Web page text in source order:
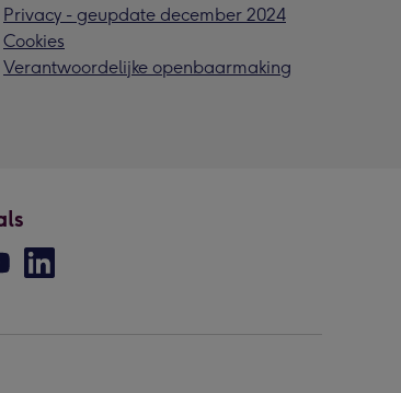
Privacy - geupdate december 2024
Cookies
Verantwoordelijke openbaarmaking